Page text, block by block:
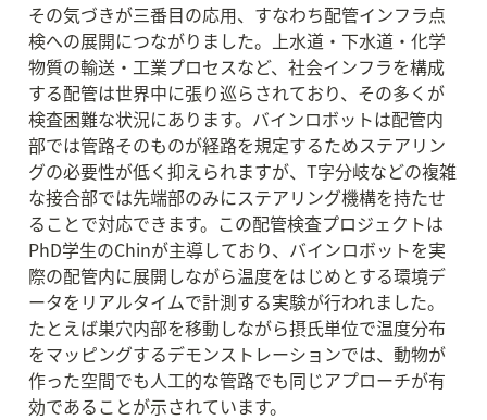
その気づきが三番目の応用、すなわち配管インフラ点
検への展開につながりました。上水道・下水道・化学
物質の輸送・工業プロセスなど、社会インフラを構成
する配管は世界中に張り巡らされており、その多くが
検査困難な状況にあります。バインロボットは配管内
部では管路そのものが経路を規定するためステアリン
グの必要性が低く抑えられますが、T字分岐などの複雑
な接合部では先端部のみにステアリング機構を持たせ
ることで対応できます。この配管検査プロジェクトは
PhD学生のChinが主導しており、バインロボットを実
際の配管内に展開しながら温度をはじめとする環境デ
ータをリアルタイムで計測する実験が行われました。
たとえば巣穴内部を移動しながら摂氏単位で温度分布
をマッピングするデモンストレーションでは、動物が
作った空間でも人工的な管路でも同じアプローチが有
効であることが示されています。